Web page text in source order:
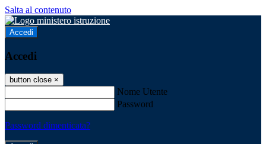
Salta al contenuto
Accedi
Accedi
button close ×
Nome Utente
Password
Password dimenticata?